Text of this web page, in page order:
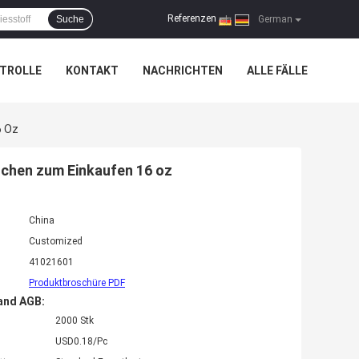
German
Referenzen |
Suche
KONTAKT NACHRICHTEN ALLE FÄLLE
Oz
zum Einkaufen 16 oz
China
Customized
41021601
Produktbroschüre PDF
AGB:
2000 Stk
USD0.18/Pc